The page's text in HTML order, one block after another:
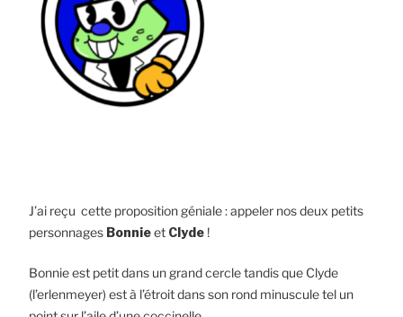
J’ai reçu cette proposition géniale : appeler nos deux petits
personnages Bonnieet Clyde !
Bonnie est petit dans un grand cercle tandis que Clyde
(l’erlenmeyer) est à l’étroit dans son rond minuscule tel un